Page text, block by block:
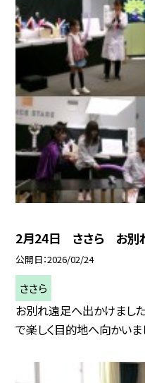
2月24日 ささら お別れ
公開日 2026/02/24
ささら
お別れ遠足へ出かけまし
で楽しく目的地へ向かいま